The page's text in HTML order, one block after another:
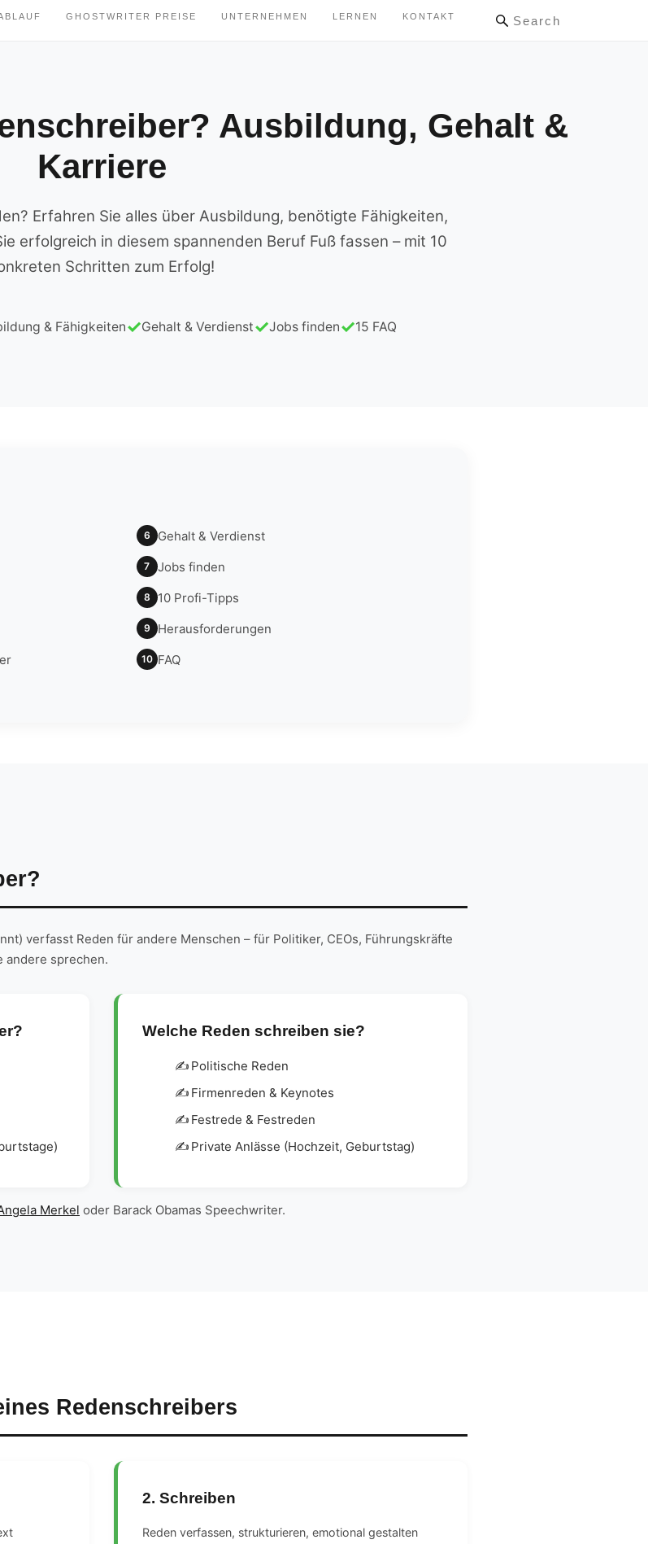
GHOSTWRITER PREISE UNTERNEHMEN LERNEN KONTAKT Search
Ausbildung, Gehalt &
Karriere
Erfahren Sie alles über Ausbildung, benötigte Fähigkeiten,
erfolgreich in diesem spannenden Beruf Fuß fassen – mit 10
Schritten zum Erfolg!
& Fähigkeiten Gehalt & Verdienst Jobs finden 15 FAQ
6 Gehalt & Verdienst
7 Jobs finden
8 10 Profi-Tipps
9 Herausforderungen
10 FAQ
verfasst Reden für andere Menschen – für Politiker, CEOs, Führungskräfte
andere sprechen.
Welche Reden schreiben sie?
Politische Reden
Firmenreden & Keynotes
Festrede & Festreden
Private Anlässe (Hochzeit, Geburtstag)
Merkel oder Barack Obamas Speechwriter.
Redenschreibers
2. Schreiben
Reden verfassen, strukturieren, emotional gestalten